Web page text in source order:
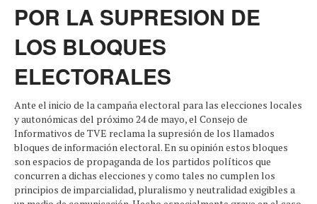
POR LA SUPRESION DE
LOS BLOQUES
ELECTORALES
Ante el inicio de la campaña electoral para las elecciones locales
y autonómicas del próximo 24 de mayo, el Consejo de
Informativos de TVE reclama la supresión de los llamados
bloques de información electoral. En su opinión estos bloques
son espacios de propaganda de los partidos políticos que
concurren a dichas elecciones y como tales no cumplen los
principios de imparcialidad, pluralismo y neutralidad exigibles a